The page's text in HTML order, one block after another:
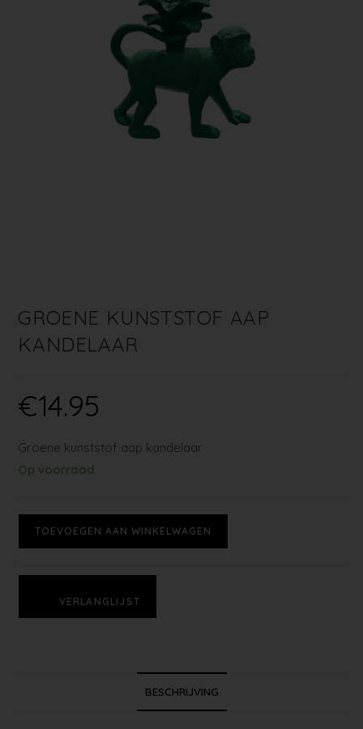
GROENE KUNSTSTOF AAP
KANDELAAR
€14.95
Groene kunststof aap kandelaar
Op voorraad
TOEVOEGEN AAN WINKELWAGEN
VERLANGLIJST
BESCHRIJVING